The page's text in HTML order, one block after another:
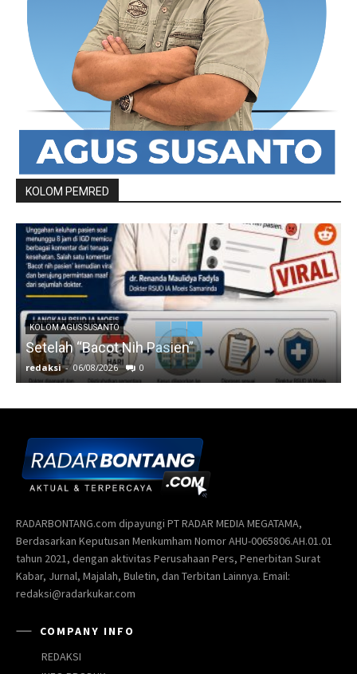
KOLOM PEMRED
KOLOM AGUS SUSANTO
Setelah “Bacot Nih Pasien”
redaksi - 06/08/2026 0